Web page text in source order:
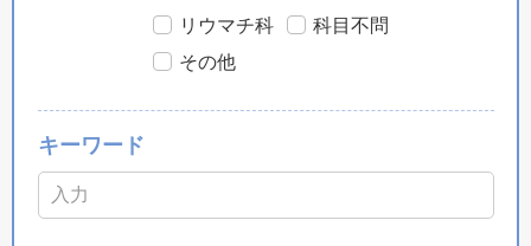
リウマチ科
科目不問
その他
キーワード